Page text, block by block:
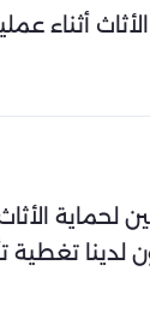
أثناء
لحماية
تغطية